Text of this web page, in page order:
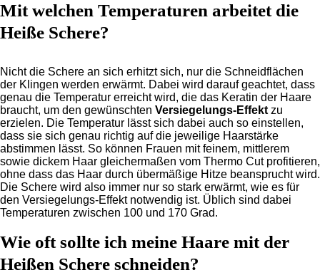
Mit welchen Temperaturen arbeitet die
Heiße Schere?
Nicht die Schere an sich erhitzt sich, nur die Schneidflächen
der Klingen werden erwärmt. Dabei wird darauf geachtet, dass
genau die Temperatur erreicht wird, die das Keratin der Haare
braucht, um den gewünschten Versiegelungs-Effekt zu
erzielen. Die Temperatur lässt sich dabei auch so einstellen,
dass sie sich genau richtig auf die jeweilige Haarstärke
abstimmen lässt. So können Frauen mit feinem, mittlerem
sowie dickem Haar gleichermaßen vom Thermo Cut profitieren,
ohne dass das Haar durch übermäßige Hitze beansprucht wird.
Die Schere wird also immer nur so stark erwärmt, wie es für
den Versiegelungs-Effekt notwendig ist. Üblich sind dabei
Temperaturen zwischen 100 und 170 Grad.
Wie oft sollte ich meine Haare mit der
Heißen Schere schneiden?